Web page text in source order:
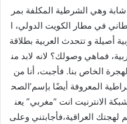
وهي الشرطية المكلفة بمر
في مطار الكويت الدولي، ا
أصيلة و تتحدث العربية بطلاقة
فماهي وصولك؟ لانه لابد من
الخاص بنا. فأجبت، أنا من
المعروفة أيضًا بإسم’الصح
الانترنيت انت “مغربي” يعن
العراقية،فأجابتني وعلى